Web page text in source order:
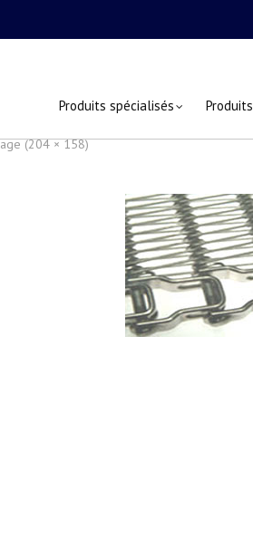
Produits spécialisés Produits
(204 × 158)